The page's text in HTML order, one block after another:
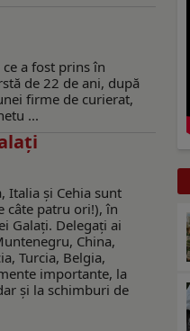
a fost prins în
de 22 de ani, după
firme de curierat,
...
Italia şi Cehia sunt
câte patru ori!), în
Galaţi. Delegaţi ai
China,
Turcia, Belgia,
importante, la
şi la schimburi de